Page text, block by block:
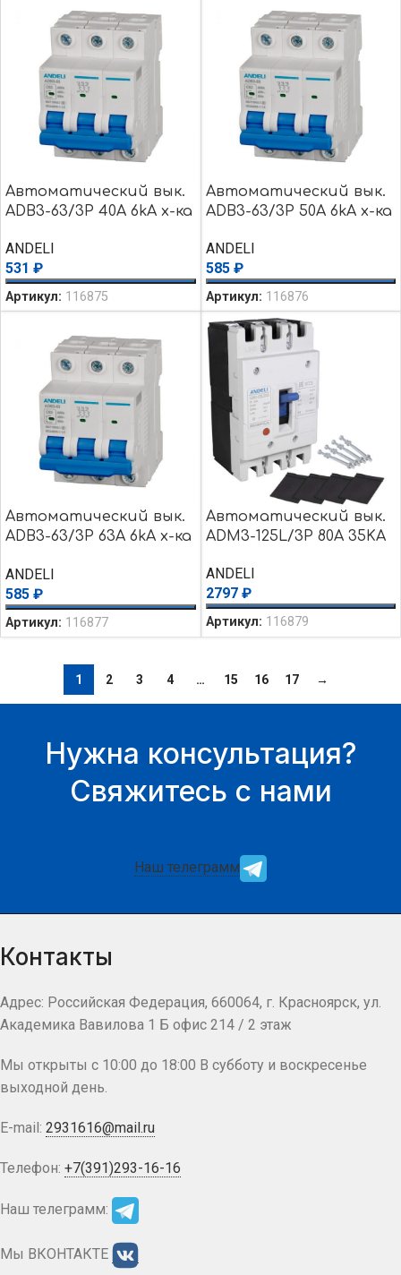
Автоматический вык.
ADB3-63/3P 40A 6kA х-ка
ANDELI
531 ₽
Артикул: 116875
Автоматический вык.
ADB3-63/3P 50A 6kA х-ка
ANDELI
585 ₽
Артикул: 116876
Автоматический вык.
ADB3-63/3P 63A 6kA х-ка
ANDELI
585 ₽
Артикул: 116877
Автоматический вык.
ADM3-125L/3P 80A 35KA
ANDELI
2797 ₽
Артикул: 116879
1 2 3 4 … 15 16 17 →
Нужна консультация?
Свяжитесь с нами
Наш телеграмм
Контакты
Адрес: Российская Федерация, 660064, г. Красноярск, ул.
Академика Вавилова 1 Б офис 214 / 2 этаж
Мы открыты с 10:00 до 18:00 В субботу и воскресенье
выходной день.
E-mail: 2931616@mail.ru
Телефон: +7(391)293-16-16
Наш телеграмм:
Мы ВКОНТАКТЕ